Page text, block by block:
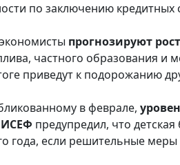
по заключению кредитных
прогнозируют
частного образования и
приведут к подорожанию
в феврале,
предупредил, что
года, если решительные